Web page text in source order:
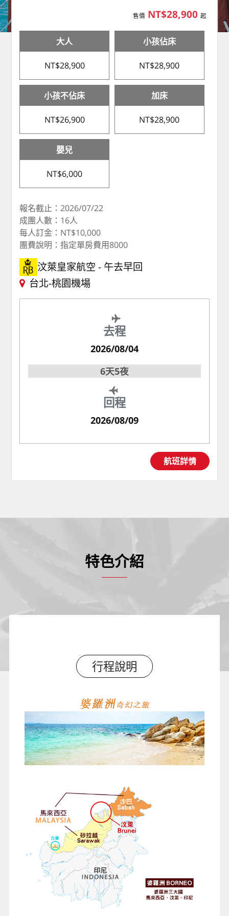
售價 NT$28,900 起
大人
NT$28,900
小孩佔床
NT$28,900
小孩不佔床
NT$26,900
加床
NT$28,900
嬰兒
NT$6,000
報名截止：2026/07/22
成團人數：16人
每人訂金：NT$10,000
團費說明：指定單房費用8000
汶萊皇家航空
午去早回
台北-桃園機場
去程
2026/08/04
6天5夜
回程
2026/08/09
航班詳情
特色介紹
行程說明